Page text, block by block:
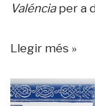
Valénciaper a
Llegir més »